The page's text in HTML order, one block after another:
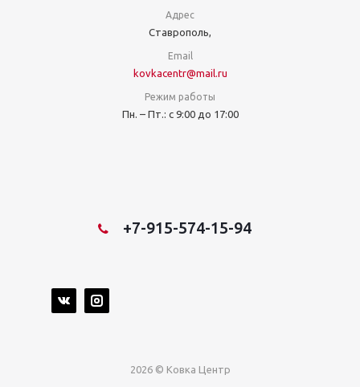
Адрес
Ставрополь,
Email
kovkacentr@mail.ru
Режим работы
Пн. – Пт.: с 9:00 до 17:00
+7-915-574-15-94
2026 © Ковка Центр